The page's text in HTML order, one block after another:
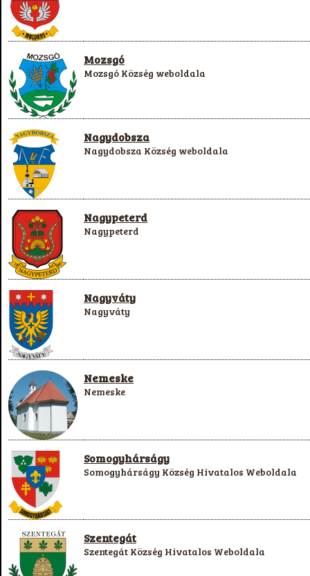
Mozsgó
Mozsgó Község weboldala
Nagydobsza
Nagydobsza Község weboldala
Nagypeterd
Nagypeterd
Nagyváty
Nagyváty
Nemeske
Nemeske
Somogyhárságy
Somogyhárságy Község Hivatalos Weboldala
Szentegát
Szentegát Község Hivatalos Weboldala